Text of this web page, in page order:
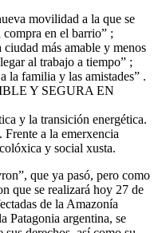
movilidad a la que se
en el barrio” ;
más amable y menos
al trabajo a tiempo” ;
familia y las amistades” .
Y SEGURA EN
y la transición energética.
a la emerxencia
y social xusta.
que ya pasó, pero como
que se realizará hoy 27 de
de la Amazonía
Patagonia argentina, se